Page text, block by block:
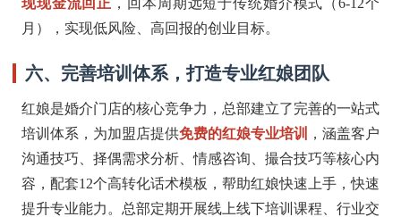
现现金流回正 ，回本周期远短于传统婚介模式（6-12个
月），实现低风险、高回报的创业目标。
六、完善培训体系，打造专业红娘团队
红娘是婚介门店的核心竞争力，总部建立了完善的一站式
培训体系，为加盟店提供免费的红娘专业培训
，涵盖客户
沟通技巧、择偶需求分析、情感咨询、撮合技巧等核心内
容，配套12个高转化话术模板，帮助红娘快速上手，快速
提升专业能力。总部定期开展线上线下培训课程、行业交